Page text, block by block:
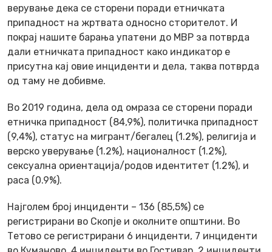
верување дека се сторени поради етничката
припадност на жртвата односно сторителот. И
покрај нашите барања упатени до МВР за потврда
дали етничката припадност како индикатор е
присутна кај овие инциденти и дела, таква потврда
од таму не добивме.
Во 2019 година, дела од омраза се сторени поради
етничка припадност (84,9%), политичка припадност
(9,4%), статус на мигрант/бегалец (1.2%), религија и
верско уверување (1.2%), националност (1.2%),
сексуална ориентација/родов идентитет (1.2%), и
раса (0.9%).
Најголем број инциденти – 136 (85,5%) се
регистрирани во Скопје и околните општини. Во
Тетово се регистрирани 6 инциденти, 7 инциденти